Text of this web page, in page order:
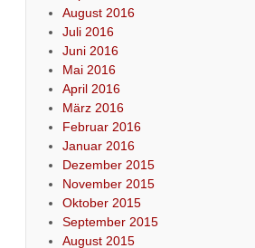
August 2016
Juli 2016
Juni 2016
Mai 2016
April 2016
März 2016
Februar 2016
Januar 2016
Dezember 2015
November 2015
Oktober 2015
September 2015
August 2015